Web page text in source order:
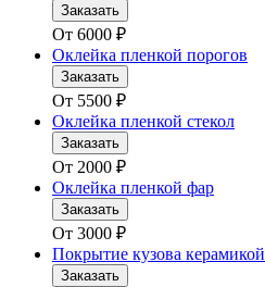
Заказать
От 6000 ₽
Оклейка пленкой порогов
Заказать
От 5500 ₽
Оклейка пленкой стекол
Заказать
От 2000 ₽
Оклейка пленкой фар
Заказать
От 3000 ₽
Покрытие кузова керамикой
Заказать